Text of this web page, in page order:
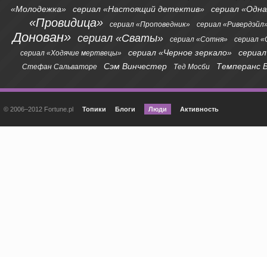
«Молодежка» сериал «Настоящий детектив» сериал
«Провидица» сериал «Проповедник» сериал
Донован» сериал «Сваты» сериал «Сотня»
сериал
сериал «Ходячие мертвецы»
сериал «Черное зеркало»
Стефан Сальваторе Сэм Винчестер Тед Мосби Темперанс
© 2006–2012 Fortune.pl Топики Блоги Люди Активность